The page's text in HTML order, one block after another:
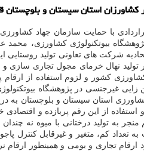
كشاورزان استان سیستان و بلوچستان
با حمایت سازمان جهاد
بیوتکنولوژی کشاورزی، محمد
شرکت های تعاونی تولید روستایی
تولید نهال خرمای مجول تجاری سازی
کشور و لزوم استفاده از ارقام
غیرجنسی در پژوهشگاه
استان سیستان و بلوچستان به
از این رقم پربازده و اقتصادی
از زمان کاشت تا ظهور میوه حدود ۸ تا ۱۰ سال زمان می برد و در نهایت هم منجر به تولید
تعداد کم، متغیر و غیرقابل کنترل
ارقام تجاری و بومی و همینطور ارقام